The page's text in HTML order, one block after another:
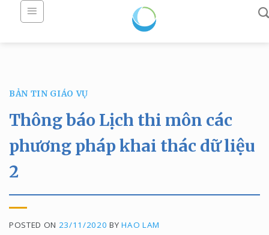
BẢN TIN GIÁO VỤ
Thông báo Lịch thi môn các
phương pháp khai thác dữ liệu
2
POSTED ON 23/11/2020 BYHAO LAM